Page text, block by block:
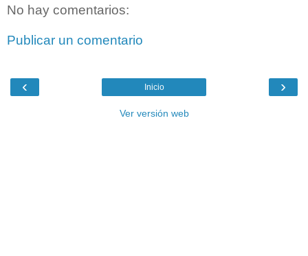
No hay comentarios:
Publicar un comentario
‹ ›
Inicio
Ver versión web